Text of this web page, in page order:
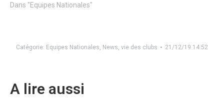
Dans "Equipes Nationales"
Catégorie Equipes Nationales, News, vie des clubs 21/12/19 14:52
A lire aussi